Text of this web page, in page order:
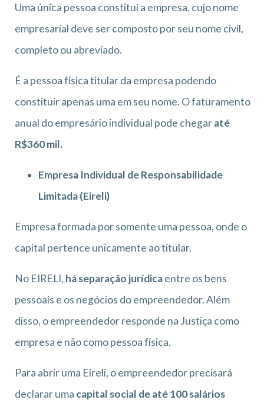
Uma única pessoa constitui a empresa, cujo nome
empresarial deve ser composto por seu nome civil,
completo ou abreviado.
É a pessoa física titular da empresa podendo
constituir apenas uma em seu nome. O faturamento
anual do empresário individual pode chegaraté
R$360 mil.
Empresa Individual de Responsabilidade
Limitada (Eireli)
Empresa formada por somente uma pessoa, onde o
capital pertence unicamente ao titular.
No EIRELI, há separação jurídicaentre os bens
pessoais e os negócios do empreendedor. Além
disso, o empreendedor responde na Justiça como
empresa e não como pessoa física.
Para abrir uma Eireli, o empreendedor precisará
declarar uma capital social de até 100 salários